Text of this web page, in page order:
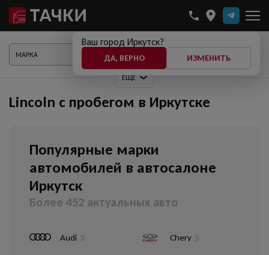
Ваш город Иркутск?
ДА, ВЕРНО ИЗМЕНИТЬ
ЕЩЕ
ПОКАЗАТЬ АВТО
Lincoln с пробегом в Иркутске
Популярные марки
автомобилей в автосалоне
Иркутск
Более 452 актуальных авто
Audi 3 Chery 5